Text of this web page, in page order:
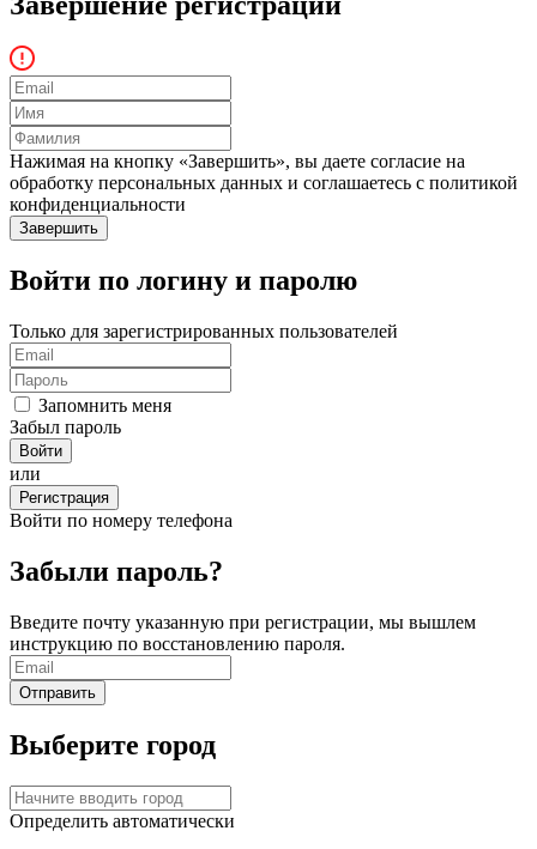
Нажимая на кнопку «Завершить», вы даете согласие на
обработку персональных данных и соглашаетесь c политикой
конфиденциальности
Войти по логину и паролю
Только для зарегистрированных пользователей
Запомнить меня
Забыл пароль
или
Регистрация
Войти по номеру телефона
Забыли пароль?
Введите почту указанную при регистрации, мы вышлем
инструкцию по восстановлению пароля.
Выберите город
Определить автоматически